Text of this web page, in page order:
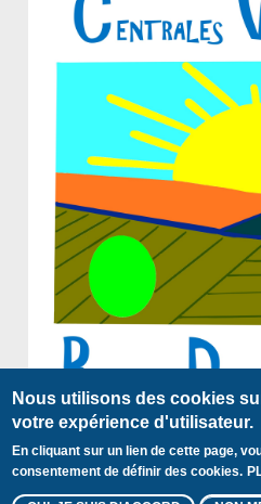
Pied
Plan du site Mentions légales
© 2018 Centrales Villageoises
Nous utilisons des cookies
votre expérience d'utilisateur.
En cliquant sur un lien de cette page,
consentement de définir des cookies.